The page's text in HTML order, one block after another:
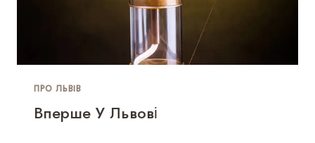
ПРО ЛЬВІВ
Вперше У Львові